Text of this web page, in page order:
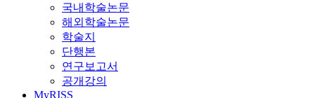
국내학술논문
해외학술논문
학술지
단행본
연구보고서
공개강의
MyRISS